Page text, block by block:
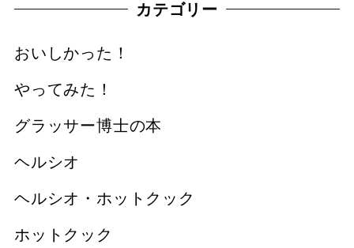
カテゴリー
おいしかった！
やってみた！
グラッサー博士の本
ヘルシオ
ヘルシオ・ホットクック
ホットクック